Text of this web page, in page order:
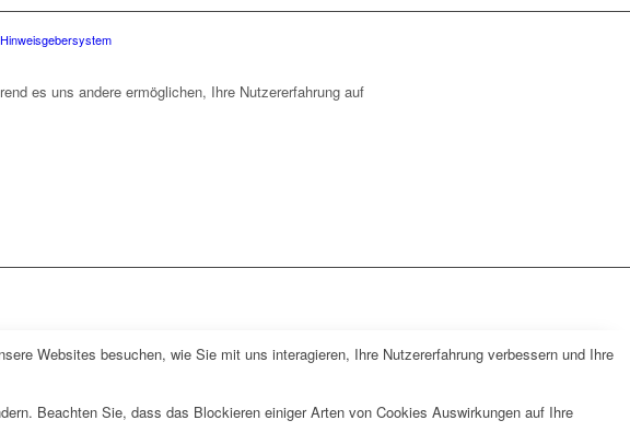
es uns andere ermöglichen, Ihre Nutzererfahrung auf
Websites besuchen, wie Sie mit uns interagieren, Ihre Nutzererfahrung verbessern und Ihre
Beachten Sie, dass das Blockieren einiger Arten von Cookies Auswirkungen auf Ihre